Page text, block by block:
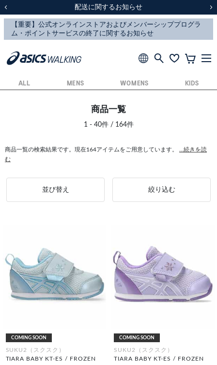
スクスク（SUKU2）価格改定のお知らせ
配送に関するお知らせ
スクスク（SUKU2）価格改定のお知らせ
配送に関するお知らせ
ALL MENS WOMENS KIDS
商品一覧
1 - 40件 / 164件
商品一覧の検索結果です。現在164アイテムをご用意しています。
...続きを読
む
並び替え 絞り込む
COMING SOON
SUKU2（スクスク）
TIARA BABY KT-ES / FROZEN
COMING SOON
SUKU2（スクスク）
TIARA BABY KT-ES / FROZEN